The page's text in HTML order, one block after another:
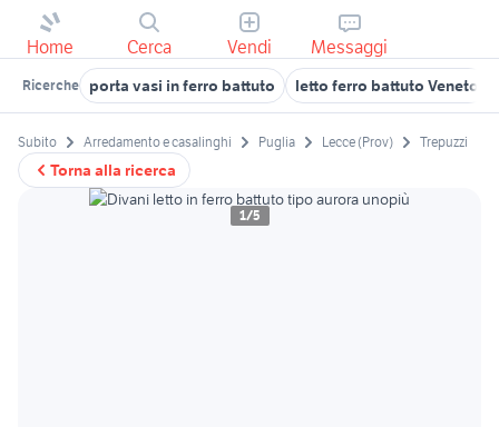
Home Cerca Vendi Messaggi
Ricerche porta vasi in ferro battuto letto ferro battuto Veneto
Torna alla ricerca
Subito Arredamento e casalinghi Puglia Lecce (Prov) Trepuzzi
1/5